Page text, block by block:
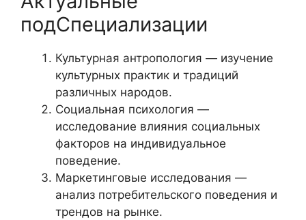
подСпециализации
Культурная антропология — изучение
культурных практик и традиций
различных народов.
Социальная психология —
исследование влияния социальных
факторов на индивидуальное
поведение.
Маркетинговые исследования —
анализ потребительского поведения и
трендов на рынке.